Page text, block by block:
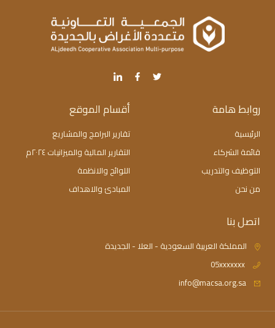
روابط هامة
الرئيسية
قائمة الشركاء
التوظيف والتدريب
من نحن
أقسام الموقع
تقارير البرامج والمشاريع
التقارير المالية والميزانيات ٢٠٢٤م
اللوائح والانظمة
المبادئ والاهداف
اتصل بنا
المملكة العربية السعودية - العلا - الجديدة